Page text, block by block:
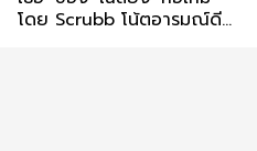
โดย Scrubb โน้ตอารมณ์ดีที่